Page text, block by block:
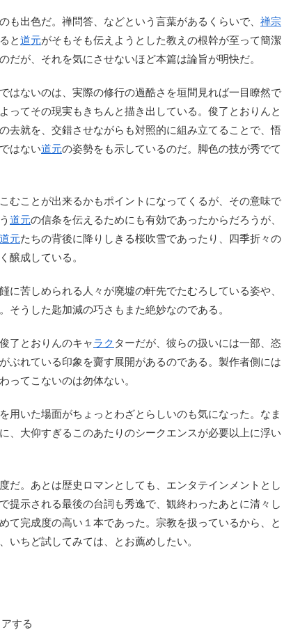
も出色だ。禅問答、などという言葉があるくらいで、 禅宗
と道元がそもそも伝えようとした教えの根幹が至って簡潔
だが、それを気にさせないほど本篇は論旨が明快だ。
ないのは、実際の修行の過酷さを垣間見れば一目瞭然で
ってその現実もきちんと描き出している。俊了とおりんと
去就を、交錯させながらも対照的に組み立てることで、悟
はない道元の姿勢をも示しているのだ。脚色の技が秀でて
ことが出来るかもポイントになってくるが、その意味で
道元の信条を伝えるためにも有効であったからだろうが、
道元たちの背後に降りしきる桜吹雪であったり、四季折々の
醸成している。
苦しめられる人々が廃墟の軒先でたむろしている姿や、
うした匙加減の巧さもまた絶妙なのである。
了とおりんのキャラク ターだが、彼らの扱いには一部、恣
ぶれている印象を齎す展開があるのである。製作者側には
ってこないのは勿体ない。
用いた場面がちょっとわざとらしいのも気になった。なま
、大仰すぎるこのあたりのシークエンスが必要以上に浮い
。あとは歴史ロマンとしても、エンタテインメントとし
提示される最後の台詞も秀逸で、観終わったあとに清々し
て完成度の高い１本であった。宗教を扱っているから、と
ちど試してみては、とお薦めしたい。
する